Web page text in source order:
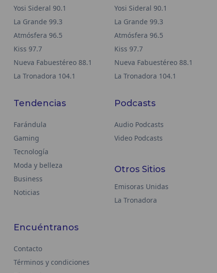
Yosi Sideral 90.1
La Grande 99.3
Atmósfera 96.5
Kiss 97.7
Nueva Fabuestéreo 88.1
La Tronadora 104.1
Yosi Sideral 90.1
La Grande 99.3
Atmósfera 96.5
Kiss 97.7
Nueva Fabuestéreo 88.1
La Tronadora 104.1
Tendencias
Farándula
Gaming
Tecnología
Moda y belleza
Business
Noticias
Podcasts
Audio Podcasts
Video Podcasts
Otros Sitios
Emisoras Unidas
La Tronadora
Encuéntranos
Contacto
Términos y condiciones